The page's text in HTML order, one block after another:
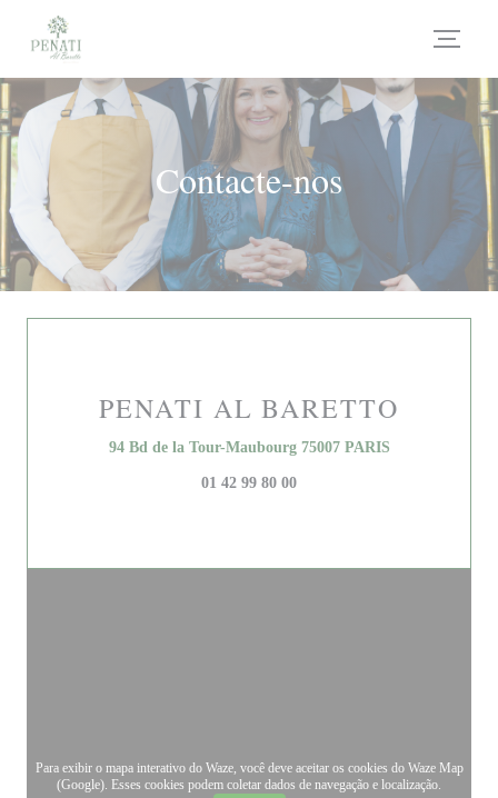
Painel de Gerenciamento de Cookies
Contacte-nos
PENATI AL BARETTO
94 Bd de la Tour-Maubourg 75007 PARIS((abre numa
01 42 99 80 00
Para exibir o mapa interativo do Waze, você deve aceitar os cookies do Waze Map
(Google). Esses cookies podem coletar dados de navegação e localização.